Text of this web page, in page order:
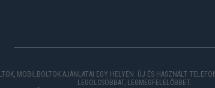
MOBILBOLTOK AJÁNLATAI EGY HELYEN. ÚJ ÉS HASZNÁLT
LEGOLCSÓBBAT, LEGMEGFELELŐBBET.